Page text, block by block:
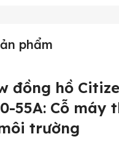
phẩm
đồng hồ
55A: Cỗ máy
trường